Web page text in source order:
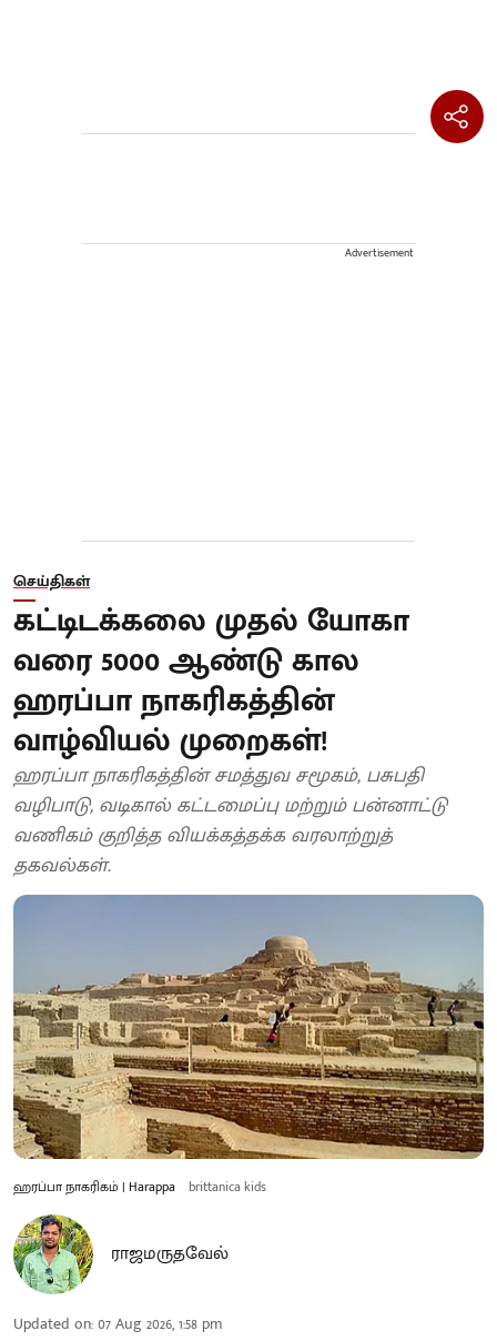
Advertisement
செய்திகள்
கட்டிடக்கலை முதல் யோகா
வரை 5000 ஆண்டு கால
ஹரப்பா நாகரிகத்தின்
வாழ்வியல் முறைகள்!
ஹரப்பா நாகரிகத்தின் சமத்துவ சமூகம், பசுபதி
வழிபாடு, வடிகால் கட்டமைப்பு மற்றும் பன்னாட்டு
வணிகம் குறித்த வியக்கத்தக்க வரலாற்றுத்
தகவல்கள்.
ஹரப்பா நாகரிகம் | Harappa brittanica kids
ராஜமருதவேல்
Updated on:07 Aug 2026, 1:58 pm